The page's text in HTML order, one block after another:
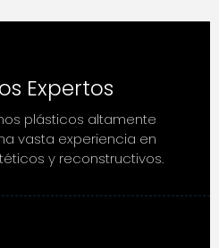
Expertos
plásticos altamente
vasta experiencia en
y reconstructivos.